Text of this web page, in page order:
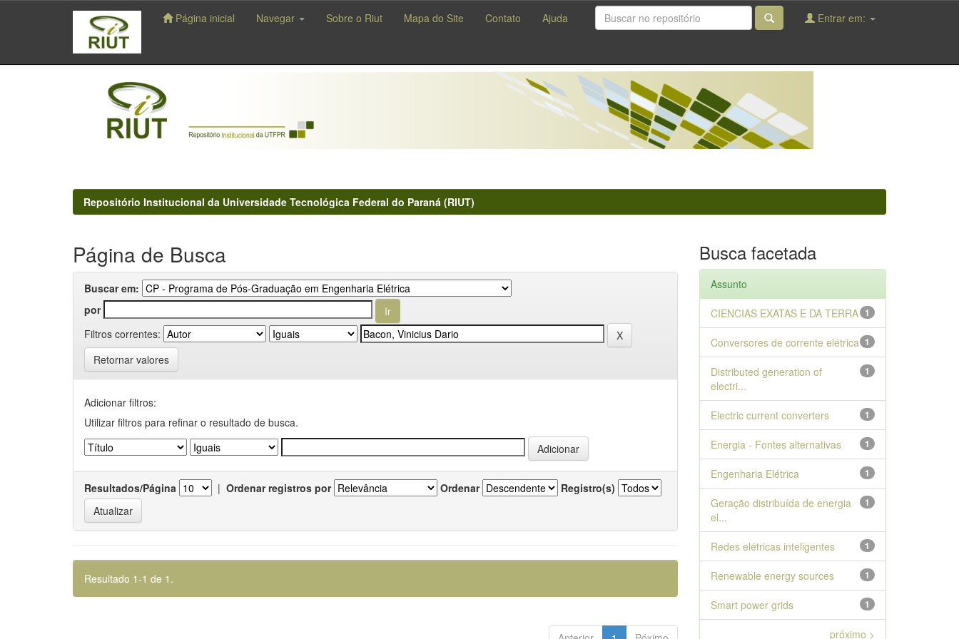
navigation
Página inicial Navegar Sobre o Riut Mapa do Site Contato Ajuda Entrar em:
Repositório Institucional da Universidade Tecnológica Federal do Paraná (RIUT)
Página de Busca
Buscar em:
por
Filtros correntes:
Retornar valores
Adicionar filtros:
Utilizar filtros para refinar o resultado de busca.
Resultados/Página | Ordenar registros por Ordenar Registro(s)
Resultado 1-1 de 1.
Busca facetada
Assunto
1
CIENCIAS EXATAS E DA TERRA
1
Conversores de corrente elétrica
1
Distributed generation of
electri...
1
Electric current converters
1
Energia - Fontes alternativas
1
Engenharia Elétrica
1
Geração distribuída de energia
el...
1
Redes elétricas inteligentes
1
Renewable energy sources
1
Smart power grids
próximo >